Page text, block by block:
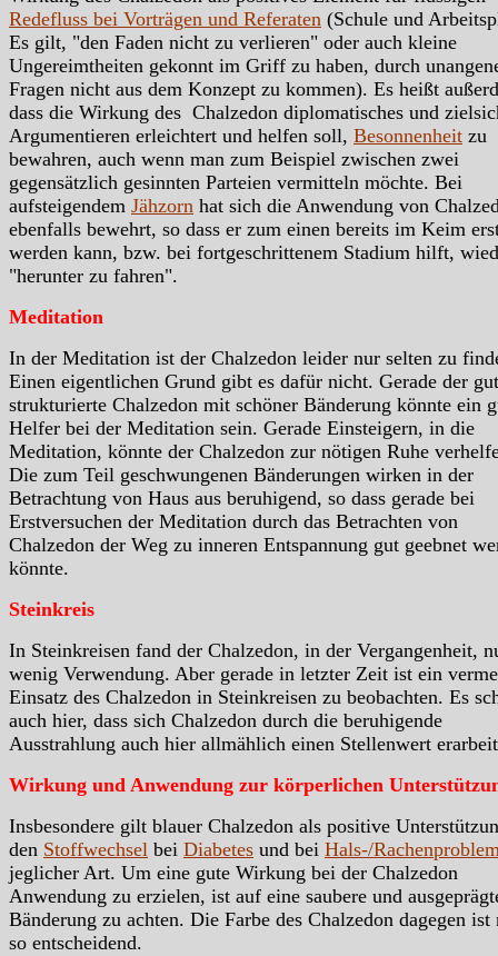
Redefluss bei Vorträgen und Referaten (Schule und
Es gilt, "den Faden nicht zu verlieren" oder auch kleine
Ungereimtheiten gekonnt im Griff zu haben, durch
Fragen nicht aus dem Konzept zu kommen). Es heißt
dass die Wirkung des Chalzedon diplomatisches und
Argumentieren erleichtert und helfen soll, Besonnenheit zu
bewahren, auch wenn man zum Beispiel zwischen zwei
gegensätzlich gesinnten Parteien vermitteln möchte. Bei
aufsteigendem Jähzorn hat sich die Anwendung von
ebenfalls bewehrt, so dass er zum einen bereits im Keim
werden kann, bzw. bei fortgeschrittenem Stadium hilft,
"herunter zu fahren".
Meditation
In der Meditation ist der Chalzedon leider nur selten zu
Einen eigentlichen Grund gibt es dafür nicht. Gerade der gut
strukturierte Chalzedon mit schöner Bänderung könnte ein
Helfer bei der Meditation sein. Gerade Einsteigern, in die
Meditation, könnte der Chalzedon zur nötigen Ruhe
Die zum Teil geschwungenen Bänderungen wirken in der
Betrachtung von Haus aus beruhigend, so dass gerade bei
Erstversuchen der Meditation durch das Betrachten von
Chalzedon der Weg zu inneren Entspannung gut geebnet
könnte.
Steinkreis
In Steinkreisen fand der Chalzedon, in der Vergangenheit,
wenig Verwendung. Aber gerade in letzter Zeit ist ein
Einsatz des Chalzedon in Steinkreisen zu beobachten. Es
auch hier, dass sich Chalzedon durch die beruhigende
Ausstrahlung auch hier allmählich einen Stellenwert
Wirkung und Anwendung zur körperlichen
Insbesondere gilt blauer Chalzedon als positive
den Stoffwechsel bei Diabetes und bei Hals-/
jeglicher Art. Um eine gute Wirkung bei der Chalzedon
Anwendung zu erzielen, ist auf eine saubere und
Bänderung zu achten. Die Farbe des Chalzedon dagegen ist
so entscheidend.